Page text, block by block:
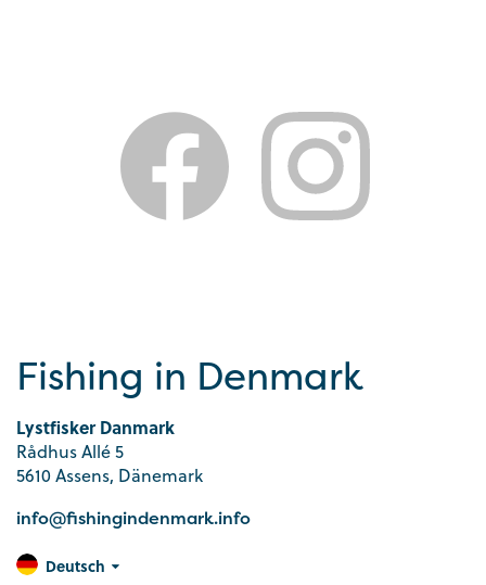
Fishing in Denmark
Lystfisker Danmark
Rådhus Allé 5
5610 Assens, Dänemark
info@fishingindenmark.info
Deutsch